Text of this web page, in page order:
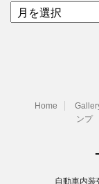
Archive
Home
ンプ
自動車内装